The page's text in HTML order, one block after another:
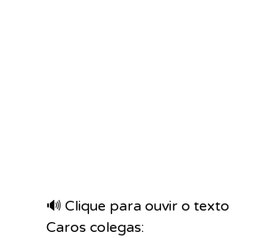
🔊 Clique para ouvir o texto
Caros colegas: